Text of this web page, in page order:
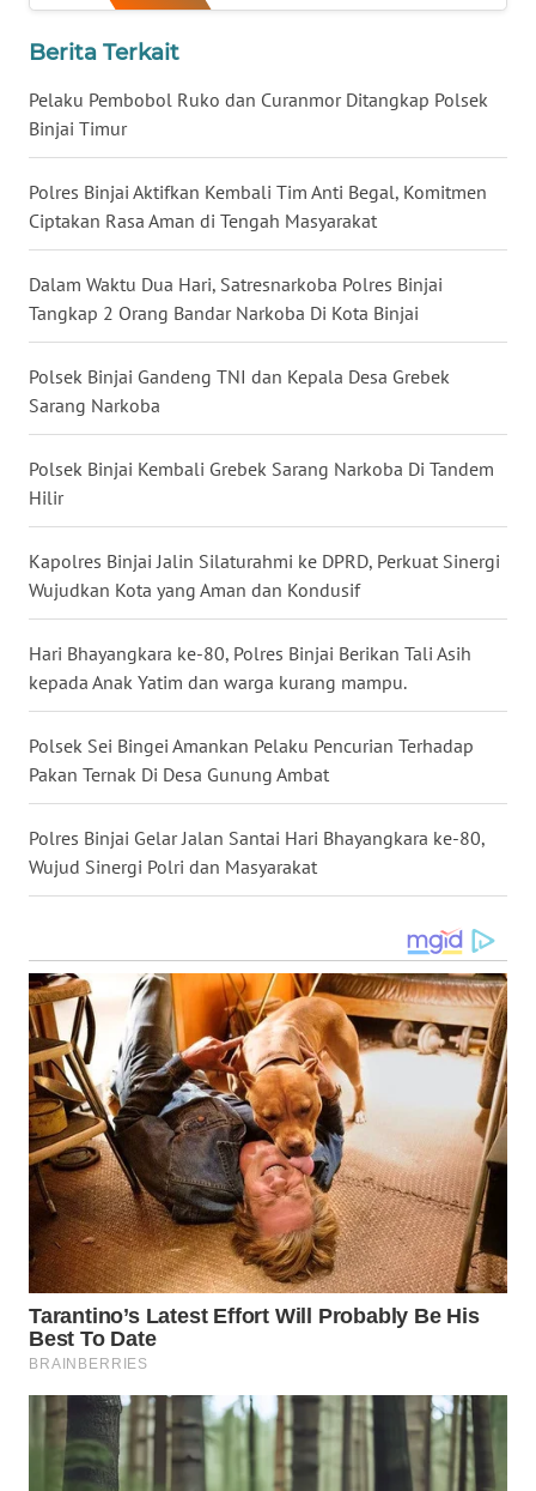
Berita Terkait
Pelaku Pembobol Ruko dan Curanmor Ditangkap Polsek
Binjai Timur
Polres Binjai Aktifkan Kembali Tim Anti Begal, Komitmen
Ciptakan Rasa Aman di Tengah Masyarakat
Dalam Waktu Dua Hari, Satresnarkoba Polres Binjai
Tangkap 2 Orang Bandar Narkoba Di Kota Binjai
Polsek Binjai Gandeng TNI dan Kepala Desa Grebek
Sarang Narkoba
Polsek Binjai Kembali Grebek Sarang Narkoba Di Tandem
Hilir
Kapolres Binjai Jalin Silaturahmi ke DPRD, Perkuat Sinergi
Wujudkan Kota yang Aman dan Kondusif
Hari Bhayangkara ke-80, Polres Binjai Berikan Tali Asih
kepada Anak Yatim dan warga kurang mampu.
Polsek Sei Bingei Amankan Pelaku Pencurian Terhadap
Pakan Ternak Di Desa Gunung Ambat
Polres Binjai Gelar Jalan Santai Hari Bhayangkara ke-80,
Wujud Sinergi Polri dan Masyarakat
KALSEL
WN
KALTIM
WN
SULSEL
WN
GORONTALO
WN
SULUT
WN
MALUKU
WN
MALUT
WN
DAIRI
WN
DANAU
TOBA
WN
NIAS
LANGKAT
WN
TAPANULI
SELATAN
WN
TANJUNG
LESUNG
WN
KARO
WN
SIMALUNGUN
WN
LABUHANBATU